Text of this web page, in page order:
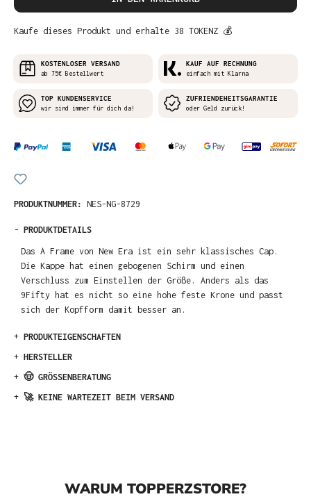
Kaufe dieses Produkt und erhalte 38 TOKENZ 💰
KOSTENLOSER VERSAND
ab 75€ Bestellwert
KAUF AUF RECHNUNG
einfach mit Klarna
TOP KUNDENSERVICE
wir sind immer für dich da!
ZUFRIENDEHEITSGARANTIE
oder Geld zurück!
PRODUKTNUMMER: NES-NG-8729
- PRODUKTDETAILS
Das A Frame von New Era ist ein sehr klassisches Cap.
Die Kappe hat einen gebogenen Schirm und einen
Verschluss zum Einstellen der Größe. Anders als das
9Fifty hat es nicht so eine hohe feste Krone und passt
sich der Kopfform damit besser an.
+ PRODUKTEIGENSCHAFTEN
+ HERSTELLER
+ 🤠 GRÖSSENBERATUNG
+ 🚀 KEINE WARTEZEIT BEIM VERSAND
WARUM TOPPERZSTORE?